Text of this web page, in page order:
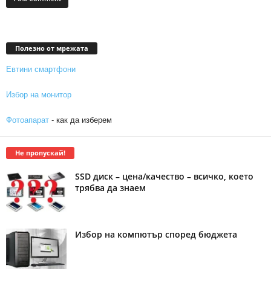
Полезно от мрежата
Евтини смартфони
Избор на монитор
Фотоапарат - как да изберем
Не пропускай!
SSD диск – цена/качество – всичко, което
трябва да знаем
Избор на компютър според бюджета